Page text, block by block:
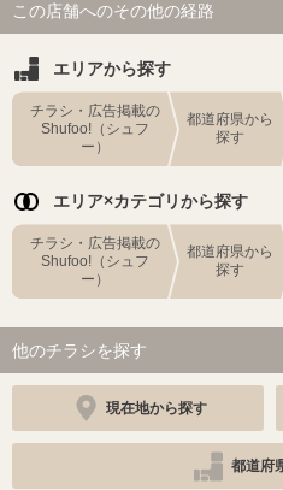
この店舗へのその他の経路
エリアから探す
チラシ・広告掲載の
Shufoo!（シュフ
ー）
都道府県から
探す
エリア×カテゴリから探す
チラシ・広告掲載の
Shufoo!（シュフ
ー）
都道府県から
探す
他のチラシを探す
現在地から探す
都道府